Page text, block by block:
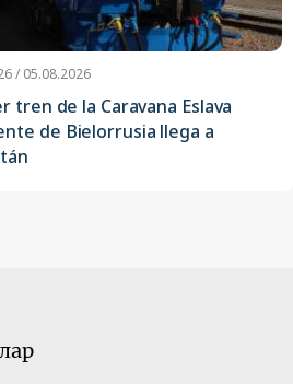
/ 05.08.2026
tren de la Caravana Eslava
de Bielorrusia llega a